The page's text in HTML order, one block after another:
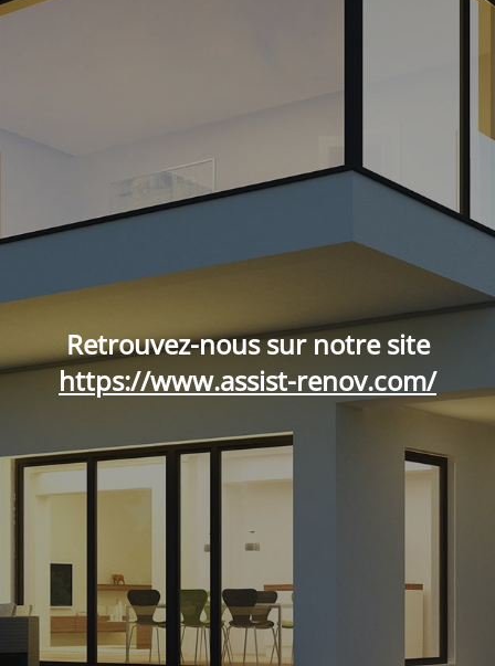
Retrouvez-nous sur notre site
https://www.assist-renov.com/